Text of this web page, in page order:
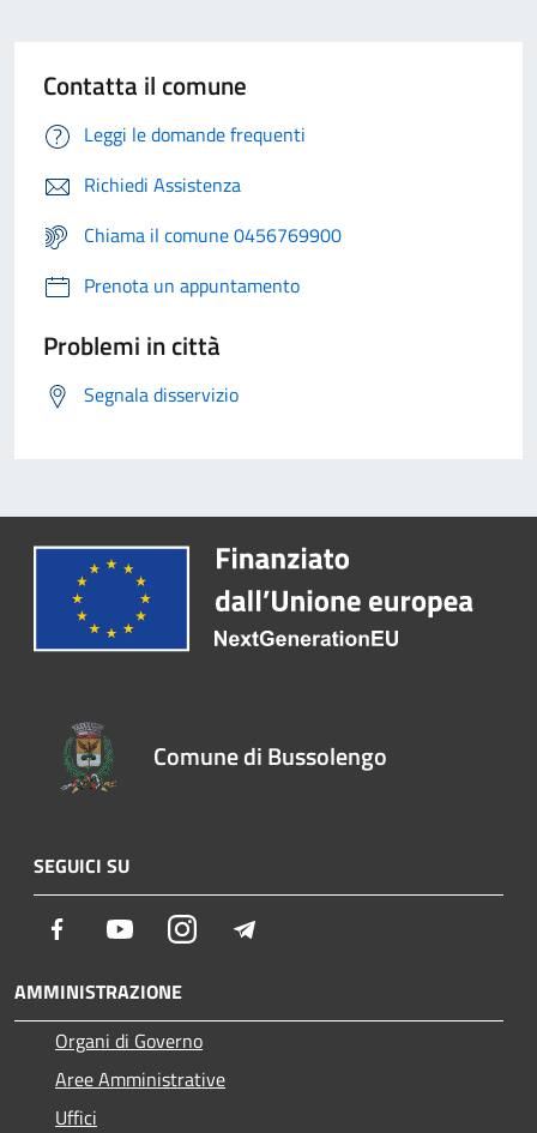
Contatta il comune
Leggi le domande frequenti
Richiedi Assistenza
Chiama il comune 0456769900
Prenota un appuntamento
Problemi in città
Segnala disservizio
Comune di Bussolengo
SEGUICI SU
Facebook YoutubeInstagram
AMMINISTRAZIONE
Organi di Governo
Aree Amministrative
Uffici